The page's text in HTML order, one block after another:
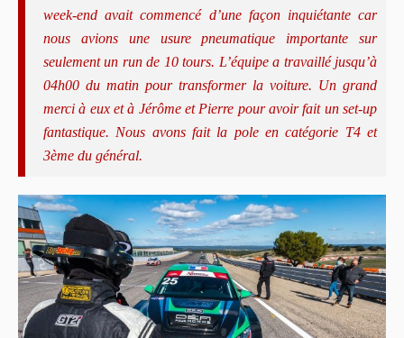
week-end avait commencé d’une façon inquiétante car
nous avions une usure pneumatique importante sur
seulement un run de 10 tours. L’équipe a travaillé jusqu’à
04h00 du matin pour transformer la voiture. Un grand
merci à eux et à Jérôme et Pierre pour avoir fait un set-up
fantastique. Nous avons fait la pole en catégorie T4 et
3ème du général.